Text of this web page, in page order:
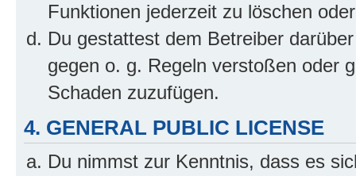
Funktionen jederzeit zu löschen
Du gestattest dem Betreiber
gegen o. g. Regeln verstoßen oder
Schaden zuzufügen.
4. GENERAL PUBLIC LICENSE
Du nimmst zur Kenntnis, dass es